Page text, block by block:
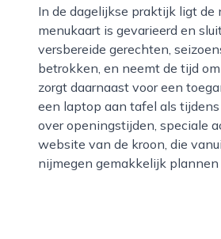
In de dagelijkse praktijk ligt de nadruk op kwaliteit, zowel in de keuken als in de bediening. De
menukaart is gevarieerd en
versbereide gerechten,
betrokken, en neemt de tijd
zorgt daarnaast voor een
een laptop aan tafel als
over openingstijden, speciale
website van de kroon, die
nijmegen gemakkelijk